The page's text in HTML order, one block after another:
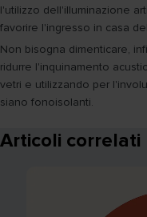
l'utilizzo dell'illuminazione
favorire l'ingresso in casa
Non bisogna dimenticare,
ridurre l'inquinamento
vetri e utilizzando per
siano fonoisolanti.
Articoli correlati